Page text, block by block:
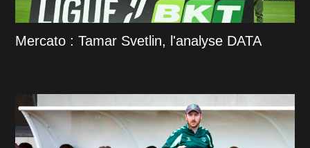
Mercato : Tamar Svetlin, l'analyse DATA